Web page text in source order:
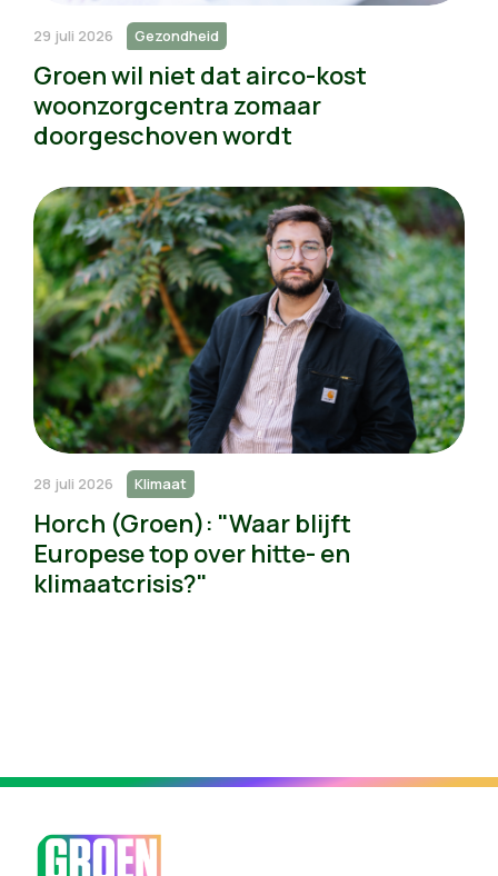
29 juli 2026 Gezondheid
Groen wil niet dat airco-kost
woonzorgcentra zomaar
doorgeschoven wordt
28 juli 2026 Klimaat
Horch (Groen): "Waar blijft
Europese top over hitte- en
klimaatcrisis?"